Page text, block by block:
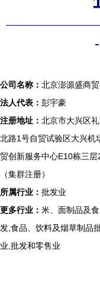
公司名称： 北京澎源盛商
法人代表： 彭宇豪
注册地址： 北京市大兴区
北路1号自贸试验区大兴机
贸创新服务中心E10栋三
（集群注册）
所属行业： 批发业
更多行业： 米、面制品及
发,食品、饮料及烟草制品
业,批发和零售业